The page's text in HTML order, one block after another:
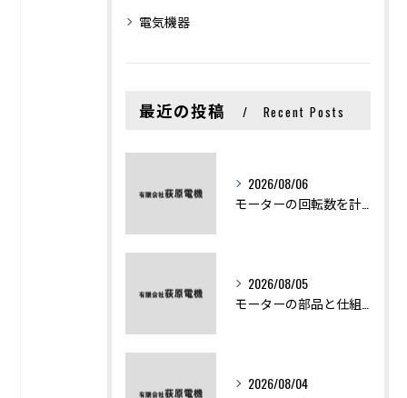
電気機器
最近の投稿 Recent Posts
2026/08/06
2026/08/05
2026/08/04